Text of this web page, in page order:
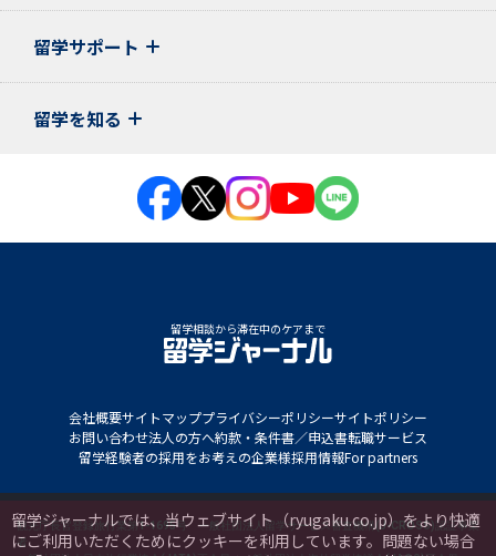
留学ジャーナルでは、当ウェブサイト（ryugaku.co.jp）をより快適
にご利用いただくためにクッキーを利用しています。 問題ない場合
留学サポート
留学を知る
留学相談から滞在中のケアまで
会社概要サイトマッププライバシーポリシーサイトポリシー
お問い合わせ法人の方へ約款・条件書／申込書転職サービス
留学経験者の採用をお考えの企業様採用情報For partners
観光庁長官登録旅行業第1-1695号 一般社団法人留学サービス審査機構(J-CROSS)認証事業
者